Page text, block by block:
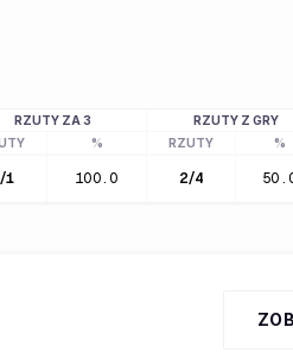
RZUTY ZA 3 RZUTY Z GRY
% RZUTY %
1 100.0 2/4